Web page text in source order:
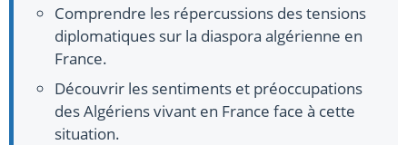
Comprendre les répercussions des tensions
diplomatiques sur la diaspora algérienne en
France.
Découvrir les sentiments et préoccupations
des Algériens vivant en France face à cette
situation.